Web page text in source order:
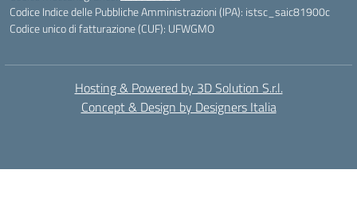
Codice Indice delle Pubbliche Amministrazioni (IPA): istsc_saic81900c
Codice unico di fatturazione (CUF): UFWGMO
Hosting & Powered by 3D Solution S.r.l.
Concept & Design by Designers Italia